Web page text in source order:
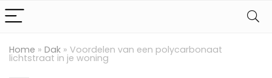
Home » Dak » Voordelen van een polycarbonaat
lichtstraat in je woning